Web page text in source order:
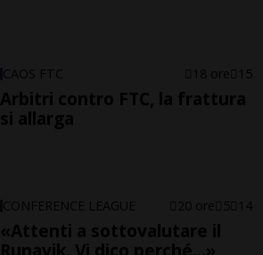
CAOS FTC 18 ore 15
Arbitri contro FTC, la frattura
si allarga
CONFERENCE LEAGUE 20 ore 5 14
«Attenti a sottovalutare il
Runavik. Vi dico perché...»